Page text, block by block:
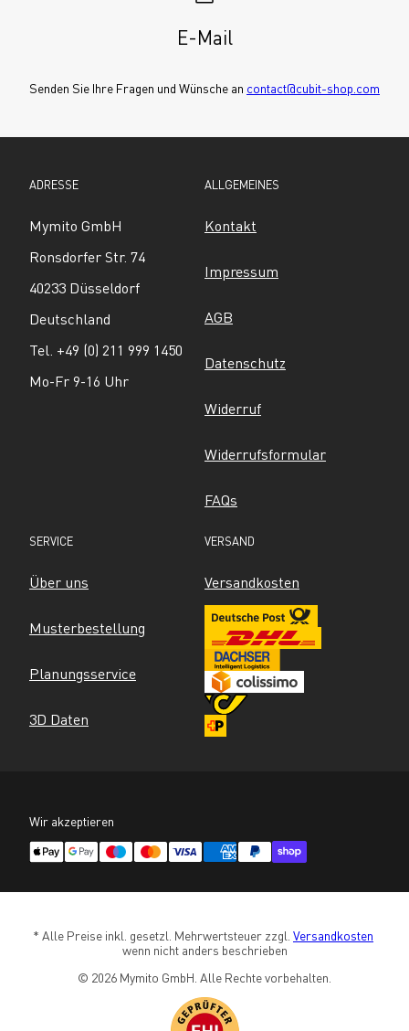
E-Mail
Senden Sie Ihre Fragen und Wünsche an contact@cubit-shop.com
ADRESSE
Mymito GmbH
Ronsdorfer Str. 74
40233 Düsseldorf
Deutschland
Tel. +49 (0) 211 999 1450
Mo-Fr 9-16 Uhr
ALLGEMEINES
Kontakt
Impressum
AGB
Datenschutz
Widerruf
Widerrufsformular
FAQs
SERVICE
Über uns
Musterbestellung
Planungsservice
3D Daten
VERSAND
Versandkosten
Wir akzeptieren
* Alle Preise inkl. gesetzl. Mehrwertsteuer zzgl. Versandkosten
wenn nicht anders beschrieben
© 2026 Mymito GmbH. Alle Rechte vorbehalten.